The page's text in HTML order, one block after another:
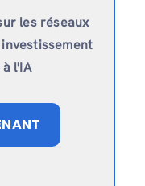
les réseaux
l'IA